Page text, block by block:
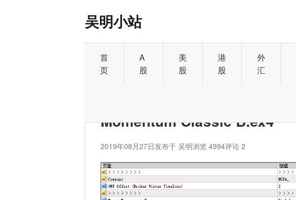
吴明小站
首
页
A
股
美
股
港
股
外
汇
Momentum Classic B.ex4
2019年08月27日发布于 吴明浏览 4994评论 2